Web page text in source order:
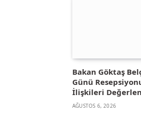
Bakan Göktaş
Günü
İlişkileri
AĞUSTOS 6, 2026